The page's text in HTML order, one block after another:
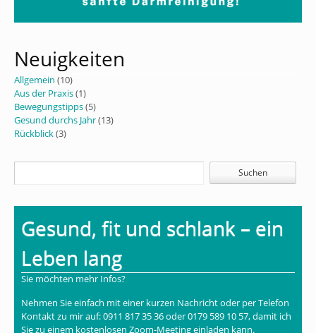
Neuigkeiten
Allgemein (10)
Aus der Praxis(1)
Bewegungstipps(5)
Gesund durchs Jahr(13)
Rückblick(3)
Gesund, fit und schlank – ein
Leben lang
Sie möchten mehr Infos?
Nehmen Sie einfach mit einer kurzen Nachricht oder per Telefon
Kontakt zu mir auf: 0911 817 35 36 oder 0179 589 10 57, damit ich
Sie zu einem kostenlosen Zoom-Meeting einladen kann.